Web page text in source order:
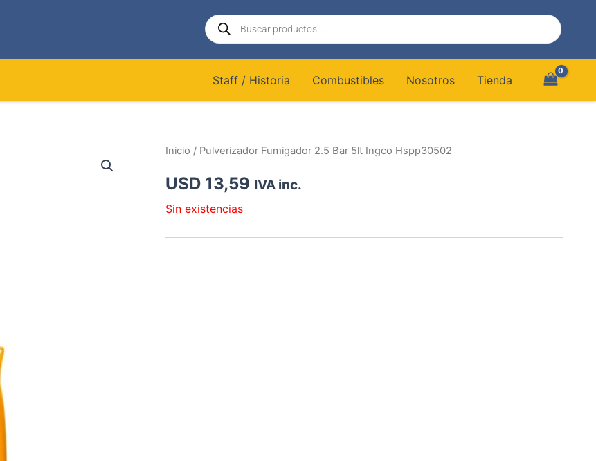
Búsqueda
de
productos
Staff / Historia Combustibles Nosotros Tienda
Inicio / Pulverizador Fumigador 2.5 Bar 5lt Ingco Hspp30502
USD 13,59 IVA inc.
Sin existencias